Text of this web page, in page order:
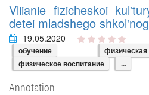
Vliianie fizicheskoi
detei mladshego
19.05.2020
обучение физическая
физическое воспитание
...
Annotation